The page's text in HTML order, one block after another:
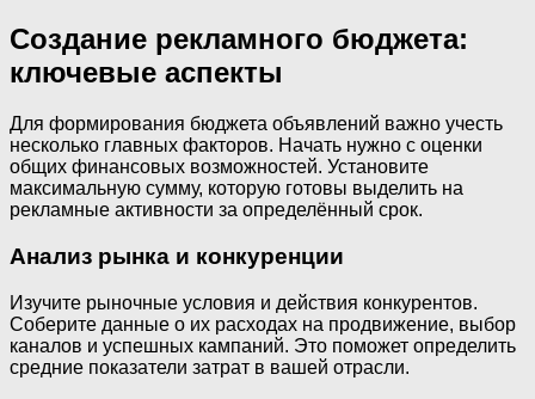
Создание рекламного бюджета:
ключевые аспекты
Для формирования бюджета объявлений важно учесть
несколько главных факторов. Начать нужно с оценки
общих финансовых возможностей. Установите
максимальную сумму, которую готовы выделить на
рекламные активности за определённый срок.
Анализ рынка и конкуренции
Изучите рыночные условия и действия конкурентов.
Соберите данные о их расходах на продвижение, выбор
каналов и успешных кампаний. Это поможет определить
средние показатели затрат в вашей отрасли.